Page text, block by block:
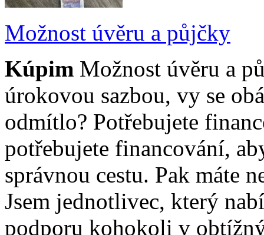
Možnost úvěru a půjčky
Kúpim Možnost úvěru a
úrokovou sazbou, vy se
odmítlo? Potřebujete
potřebujete financování,
správnou cestu. Pak máte
Jsem jednotlivec, který
podporu kohokoli v